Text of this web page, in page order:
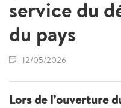
service du
du pays
12/05/2026
Lors de l’ouverture